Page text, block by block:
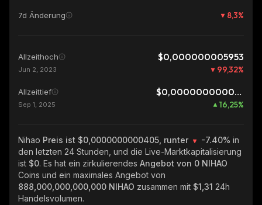
7d Änderung 8,3%
Allzeithoch $0,000000005953
Jun 2, 2023 99,32%
Allzeittief $0,0000000000348
Sep 1, 2025 16,25%
Nihao Preis ist $0,0000000000405, runter -7.40% in
den letzten 24 Stunden, und die Live-Marktkapitalisierung
ist $0. Es hat ein zirkulierendes Angebot von 0 NIHAO
Coins und ein maximales Angebot von
888,000,000,000,000 NIHAO zusammen mit $1,31 24h
Handelsvolumen.